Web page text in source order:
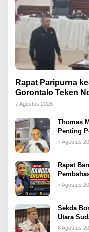
Rapat Paripurna
Gorontalo Teken
2026
7 Agustus 2026
Thomas
Penting
7 Agustus
Rapat
7 Agustus
Sekda
Utara
6 Agustus